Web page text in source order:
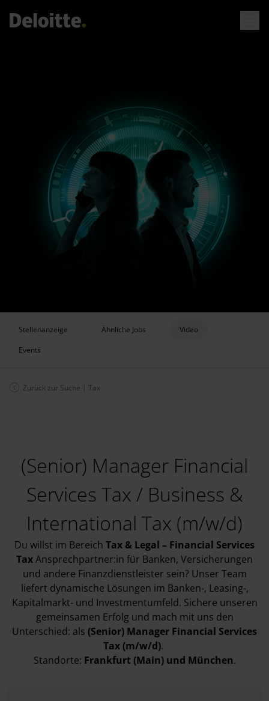
Stellenanzeige Ähnliche Jobs
Video
Events
Zurück zur Suche | Tax
(Senior) Manager Financial
Services Tax / Business &
International Tax (m/w/d)
Du willst im Bereich Tax & Legal – Financial Services
TaxAnsprechpartner:in für Banken, Versicherungen
und andere Finanzdienstleister sein? Unser Team
liefert dynamische Lösungen im Banken-, Leasing-,
Kapitalmarkt- und Investmentumfeld. Sichere unseren
gemeinsamen Erfolg und mach mit uns den
Unterschied: als (Senior) Manager Financial Services
Tax (m/w/d).
Standorte: Frankfurt (Main)und München.